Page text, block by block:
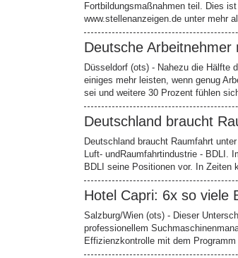
Fortbildungsmaßnahmen teil. Dies
www.stellenanzeigen.de unter mehr
Deutsche Arbeitnehmer
Düsseldorf (ots) - Nahezu die Hälfte
einiges mehr leisten, wenn genug
sei und weitere 30 Prozent fühlen
Deutschland braucht
Deutschland braucht Raumfahrt
Luft- undRaumfahrtindustrie - BDLI.
BDLI seine Positionen vor. In Zeiten
Hotel Capri: 6x so viele
Salzburg/Wien (ots) - Dieser
professionellem
Effizienzkontrolle mit dem